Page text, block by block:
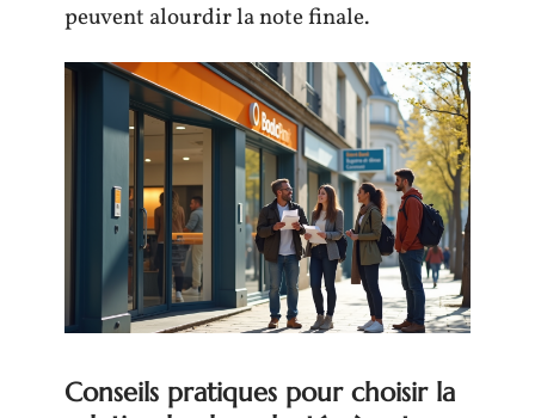
peuvent alourdir la note finale.
Conseils pratiques pour choisir la